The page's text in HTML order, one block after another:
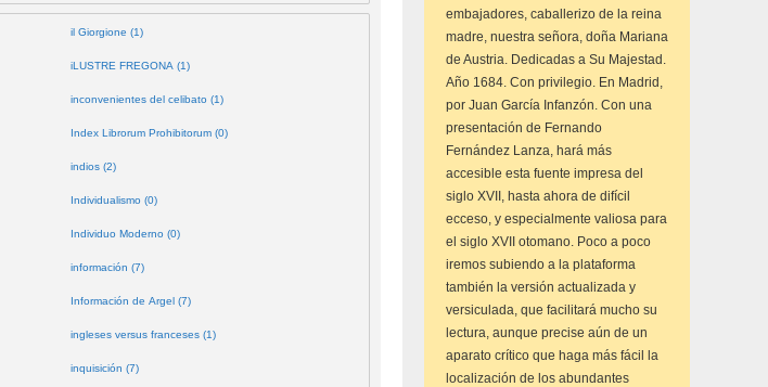
il Giorgione (1)
iLUSTRE FREGONA (1)
inconvenientes del celibato (1)
Index Librorum Prohibitorum (0)
indios (2)
Individualismo (0)
Individuo Moderno (0)
información (7)
Información de Argel (7)
ingleses versus franceses (1)
inquisición (7)
embajadores, caballerizo de la reina
madre, nuestra señora, doña Mariana
de Austria. Dedicadas a Su Majestad.
Año 1684. Con privilegio. En Madrid,
por Juan García Infanzón. Con una
presentación de Fernando
Fernández Lanza, hará más
accesible esta fuente impresa del
siglo XVII, hasta ahora de difícil
ecceso, y especialmente valiosa para
el siglo XVII otomano. Poco a poco
iremos subiendo a la plataforma
también la versión actualizada y
versiculada, que facilitará mucho su
lectura, aunque precise aún de un
aparato crítico que haga más fácil la
localización de los abundantes